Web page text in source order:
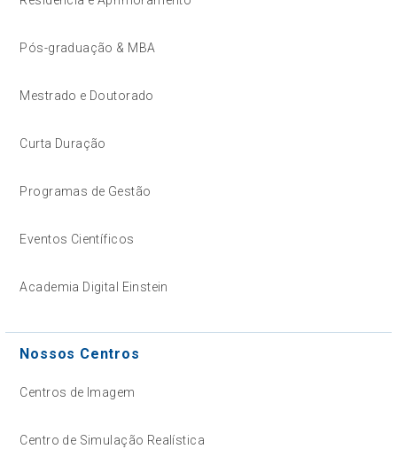
Pós-graduação & MBA
Mestrado e Doutorado
Curta Duração
Programas de Gestão
Eventos Científicos
Academia Digital Einstein
Nossos Centros
Centros de Imagem
Centro de Simulação Realística